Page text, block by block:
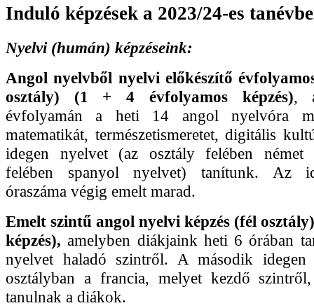
Induló képzések a 2023/24-es
Nyelvi (humán) képzéseink:
Angol nyelvből nyelvi előkészítő
osztály) (1 + 4 évfolyamos képzés),
évfolyamán a heti 14 angol nyelvóra
matematikát, természetismeretet, digitális
idegen nyelvet (az osztály felében német
felében spanyol nyelvet) tanítunk. Az
óraszáma végig emelt marad.
Emelt szintű angol nyelvi képzés (fél
képzés), amelyben diákjaink heti 6 órában
nyelvet haladó szintről. A második
osztályban a francia, melyet kezdő
tanulnak a diákok.